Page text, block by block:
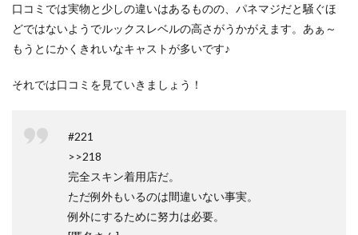
口コミでは実物と少しの違いはあるものの、パネマジだと騒ぐほ
どではないようでルックスレベルの高さがうかがえます。あぁ～
もうとにかくきれいなキャストが多いです♪
それでは口コミを見ていきましょう！
#221
>>218
完全スキン着用店だ。
ただ例外もいるのは間違いない事実。
例外にするために努力は必要。